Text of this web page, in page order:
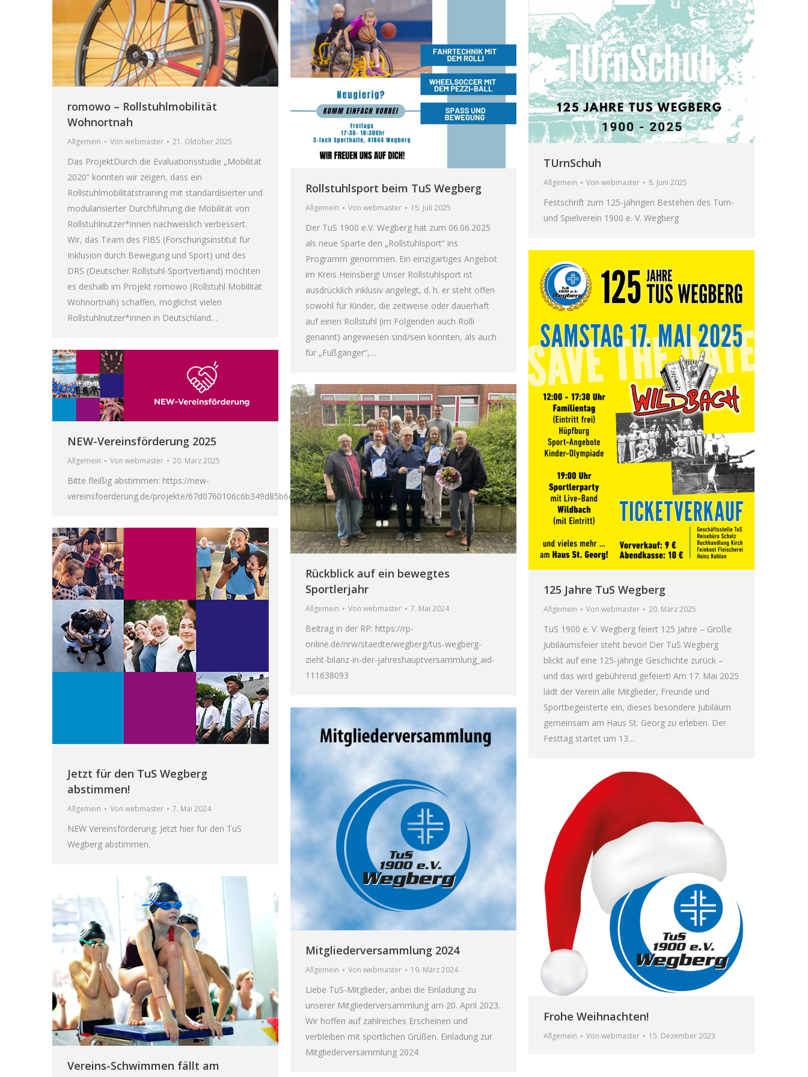
romowo – Rollstuhlmobilität
Wohnortnah
Allgemein Von webmaster 21. Oktober 2025
Das ProjektDurch die Evaluationsstudie „Mobilität
2020“ konnten wir zeigen, dass ein
Rollstuhlmobilitätstraining mit standardisierter und
modularisierter Durchführung die Mobilität von
Rollstuhlnutzer*innen nachweislich verbessert.
Wir, das Team des FIBS (Forschungsinstitut für
Inklusion durch Bewegung und Sport) und des
DRS (Deutscher Rollstuhl-Sportverband) möchten
es deshalb im Projekt romowo (Rollstuhl Mobilität
Wohnortnah) schaffen, möglichst vielen
Rollstuhlnutzer*innen in Deutschland…
Rollstuhlsport beim TuS Wegberg
Allgemein Von webmaster 15. Juli 2025
Der TuS 1900 e.V. Wegberg hat zum 06.06.2025
als neue Sparte den „Rollstuhlsport“ ins
Programm genommen. Ein einzigartiges Angebot
im Kreis Heinsberg! Unser Rollstuhlsport ist
ausdrücklich inklusiv angelegt, d. h. er steht offen
sowohl für Kinder, die zeitweise oder dauerhaft
auf einen Rollstuhl (im Folgenden auch Rolli
genannt) angewiesen sind/sein könnten, als auch
für „Fußgänger“,…
TUrnSchuh
Allgemein Von webmaster 8. Juni 2025
Festschrift zum 125-jährigen Bestehen des Turn-
und Spielverein 1900 e. V. Wegberg
125 Jahre TuS Wegberg
Allgemein Von webmaster 20. März 2025
TuS 1900 e. V. Wegberg feiert 125 Jahre – Große
Jubiläumsfeier steht bevor! Der TuS Wegberg
blickt auf eine 125-jährige Geschichte zurück –
und das wird gebührend gefeiert! Am 17. Mai 2025
lädt der Verein alle Mitglieder, Freunde und
Sportbegeisterte ein, dieses besondere Jubiläum
gemeinsam am Haus St. Georg zu erleben. Der
Festtag startet um 13…
NEW-Vereinsförderung 2025
Allgemein Von webmaster 20. März 2025
Bitte fleißig abstimmen: https://new-
vereinsfoerderung.de/projekte/67d0760106c6b349d85b6e00
Rückblick auf ein bewegtes
Sportlerjahr
Allgemein Von webmaster 7. Mai 2024
Beitrag in der RP: https://rp-
online.de/nrw/staedte/wegberg/tus-wegberg-
zieht-bilanz-in-der-jahreshauptversammlung_aid-
111638093
Jetzt für den TuS Wegberg
abstimmen!
Allgemein Von webmaster 7. Mai 2024
NEW Vereinsförderung: Jetzt hier für den TuS
Wegberg abstimmen.
Mitgliederversammlung 2024
Allgemein Von webmaster 19. März 2024
Liebe TuS-Mitglieder, anbei die Einladung zu
unserer Mitgliederversammlung am 20. April 2023.
Wir hoffen auf zahlreiches Erscheinen und
verbleiben mit sportlichen Grüßen. Einladung zur
Mitgliederversammlung 2024
Frohe Weihnachten!
Allgemein Von webmaster 15. Dezember 2023
Vereins-Schwimmen fällt am